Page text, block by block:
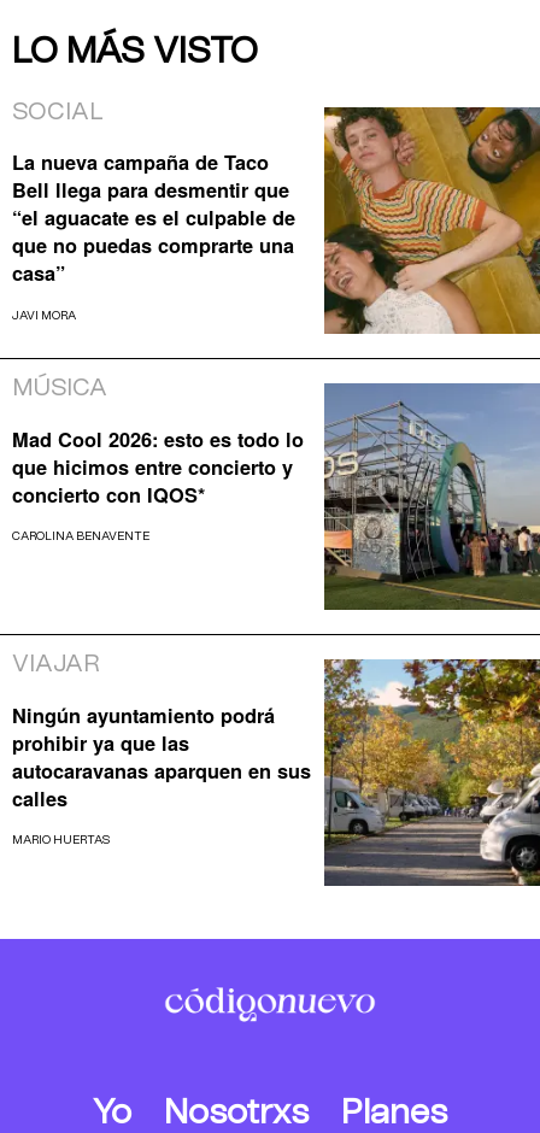
LO MÁS VISTO
SOCIAL
La nueva campaña de Taco
Bell llega para desmentir que
“el aguacate es el culpable de
que no puedas comprarte una
casa”
JAVI MORA
MÚSICA
Mad Cool 2026: esto es todo lo
que hicimos entre concierto y
concierto con IQOS*
CAROLINA BENAVENTE
VIAJAR
Ningún ayuntamiento podrá
prohibir ya que las
autocaravanas aparquen en sus
calles
MARIO HUERTAS
Yo Nosotrxs
Planes